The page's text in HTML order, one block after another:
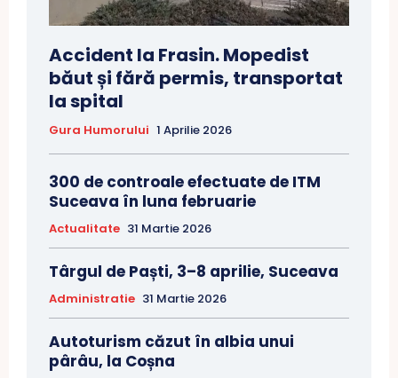
Accident la Frasin. Mopedist
băut și fără permis, transportat
la spital
Gura Humorului 1 Aprilie 2026
300 de controale efectuate de ITM
Suceava în luna februarie
Actualitate 31 Martie 2026
Târgul de Paști, 3–8 aprilie, Suceava
Administratie 31 Martie 2026
Autoturism căzut în albia unui
pârâu, la Coșna